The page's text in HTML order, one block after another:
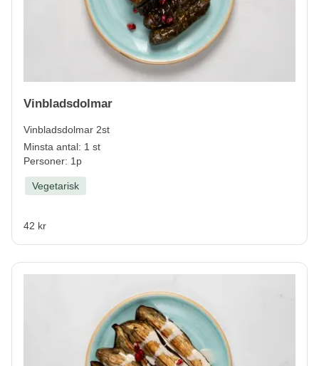
Vinbladsdolmar
Vinbladsdolmar 2st
Minsta antal: 1 st
Personer: 1p
Vegetarisk
42 kr